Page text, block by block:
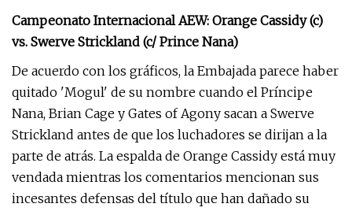
Campeonato Internacional AEW: Orange Cassidy (c)
vs. Swerve Strickland (c/ Prince Nana)
De acuerdo con los gráficos, la Embajada parece haber
quitado 'Mogul' de su nombre cuando el Príncipe
Nana, Brian Cage y Gates of Agony sacan a Swerve
Strickland antes de que los luchadores se dirijan a la
parte de atrás. La espalda de Orange Cassidy está muy
vendada mientras los comentarios mencionan sus
incesantes defensas del título que han dañado su